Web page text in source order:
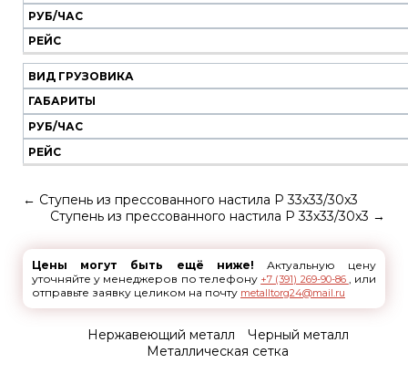
РУБ/ЧАС
РЕЙС
ВИД ГРУЗОВИКА
ГАБАРИТЫ
РУБ/ЧАС
РЕЙС
← Ступень из прессованного настила P 33х33/30x3
Ступень из прессованного настила P 33х33/30x3 →
Цены могут быть ещё ниже! Актуальную цену
уточняйте у менеджеров по телефону +7 (391) 269-90-86 , или
отправьте заявку целиком на почту metalltorg24@mail.ru
Нержавеющий металл
Черный металл
Металлическая сетка